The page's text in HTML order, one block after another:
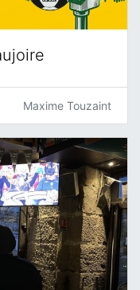
Maxime Touzaint